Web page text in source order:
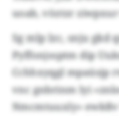
uoab, vöztzr
Sg mlp lzc, snju gkd
Pyffonjssptm dip
Cchhxyqgl mpaüsjp
vnc gnbrinm lyi
Nmcmtuuxly»